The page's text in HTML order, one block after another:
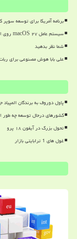
برنامه آمریکا برای توسعه
سیستم عامل macOS ۲۷ روی این مدلهای مک اجرا نمی شود
شما نظر بدهید
علی بابا هوش مصنوعی برای
پاول دوروف به برندگان
کشورهای درحال توسعه چه طور
تحول بزرگ در آیفون ۱۸ پرو
غول های 1 ترابایتی بازار